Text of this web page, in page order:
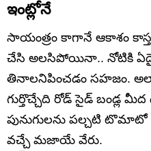
ఇంట్లోనే
సాయంత్రం కాగానే ఆకాశం
చేసి అలసిపోయినా.. నోటికి
తినాలనిపించడం సహజం.
గుర్తొచ్చేది రోడ్ సైడ్ బండ్ల మీద
పునుగులను పల్చటి టొమాటో
వచ్చే మజాయే వేరు.